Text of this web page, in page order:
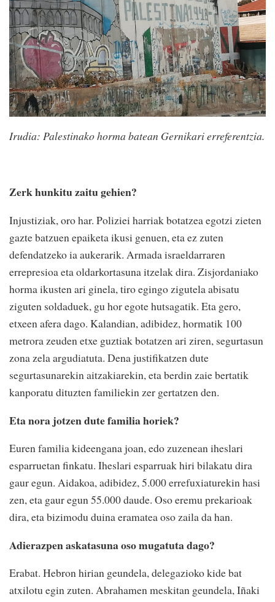
Irudia: Palestinako horma batean Gernikari erreferentzia.
Zerk hunkitu zaitu gehien?
Injustiziak, oro har. Poliziei harriak botatzea egotzi zieten
gazte batzuen epaiketa ikusi genuen, eta ez zuten
defendatzeko ia aukerarik. Armada israeldarraren
errepresioa eta oldarkortasuna itzelak dira. Zisjordaniako
horma ikusten ari ginela, tiro egingo zigutela abisatu
ziguten soldaduek, gu hor egote hutsagatik. Eta gero,
etxeen afera dago. Kalandian, adibidez, hormatik 100
metrora zeuden etxe guztiak botatzen ari ziren, segurtasun
zona zela argudiatuta. Dena justifikatzen dute
segurtasunarekin aitzakiarekin, eta berdin zaie bertatik
kanporatu dituzten familiekin zer gertatzen den.
Eta nora jotzen dute familia horiek?
Euren familia kideengana joan, edo zuzenean iheslari
esparruetan finkatu. Iheslari esparruak hiri bilakatu dira
gaur egun. Aidakoa, adibidez, 5.000 errefuxiaturekin hasi
zen, eta gaur egun 55.000 daude. Oso eremu prekarioak
dira, eta bizimodu duina eramatea oso zaila da han.
Adierazpen askatasuna oso mugatuta dago?
Erabat. Hebron hirian geundela, delegazioko kide bat
atxilotu egin zuten. Abrahamen meskitan geundela, Iñaki